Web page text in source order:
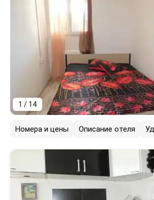
1 / 14
Номера и цены Описание отеля